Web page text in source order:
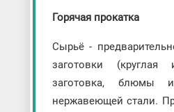
Горячая прокатка
Сырьё -
заготовки (круглая
заготовка, блюмы
нержавеющей стали.